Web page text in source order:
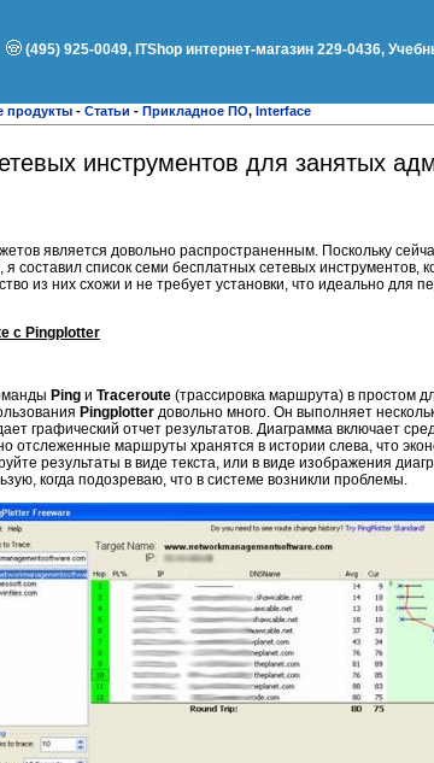
(495) 925-0049, ITShop интернет-магазин 229-0436,
продукты - Статьи - Прикладное ПО, Interface
инструментов для занятых
является довольно распространенным. Поскольку
составил список семи бесплатных сетевых инструментов,
из них схожи и не требует установки, что идеально для
с Pingplotter
Ping и Traceroute (трассировка маршрута) в простом
Pingplotter довольно много. Он выполняет
графический отчет результатов. Диаграмма включает
отслеженные маршруты хранятся в истории слева, что
результаты в виде текста, или в виде изображения
когда подозреваю, что в системе возникли проблемы.